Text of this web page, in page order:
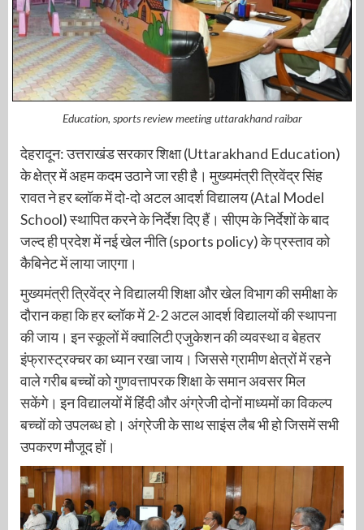
Education, sports review meeting uttarakhand raibar
देहरादून: उत्तराखंड सरकार शिक्षा (Uttarakhand Education)
के क्षेत्र में अहम कदम उठाने जा रही है। मुख्यमंत्री त्रिवेंद्र सिंह
रावत ने हर ब्लॉक में दो-दो अटल आदर्श विद्यालय (Atal Model
School) स्थापित करने के निर्देश दिए हैं। सीएम के निर्देशों के बाद
जल्द ही प्रदेश में नई खेल नीति (sports policy) के प्रस्ताव को
कैबिनेट में लाया जाएगा।
मुख्यमंत्री त्रिवेंद्र ने विद्यालयी शिक्षा और खेल विभाग की समीक्षा के
दौरान कहा कि हर ब्लॉक में 2-2 अटल आदर्श विद्यालयों की स्थापना
की जाय। इन स्कूलों में क्वालिटी एजुकेशन की व्यवस्था व बेहतर
इंफ्रास्ट्रक्चर का ध्यान रखा जाय। जिससे ग्रामीण क्षेत्रों में रहने
वाले गरीब बच्चों को गुणवत्तापरक शिक्षा के समान अवसर मिल
सकेंगे। इन विद्यालयों में हिंदी और अंग्रेजी दोनों माध्यमों का विकल्प
बच्चों को उपलब्ध हो। अंग्रेजी के साथ साइंस लैब भी हो जिसमें सभी
उपकरण मौजूद हों।